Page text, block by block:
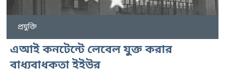
প্রযুক্তি
এআই কনটেন্টে লেবেল যুক্ত করার
বাধ্যবাধকতা ইইউর